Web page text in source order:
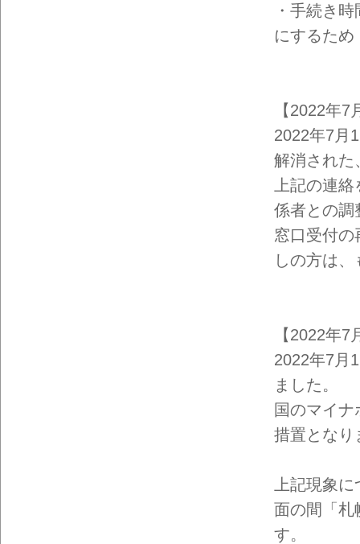
・手続き
にするため
【2022年
2022年7月
解消された
上記の連
係者との調
窓口受付
しの方は
【2022年
2022年7月
ました。
国のマイナ
措置となり
上記現象
面の間「札
す。